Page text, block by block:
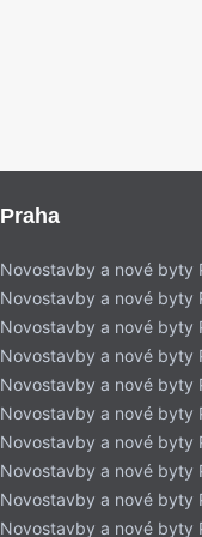
Praha
Novostavby a nové byty
Novostavby a nové byty
Novostavby a nové byty
Novostavby a nové byty
Novostavby a nové byty
Novostavby a nové byty
Novostavby a nové byty
Novostavby a nové byty
Novostavby a nové byty
Novostavby a nové byty